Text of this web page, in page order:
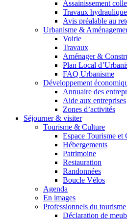
Assainissement
Travaux
Avis préalable au
Urbanisme &
Voirie
Travaux
Aménager &
Plan Local
FAQ Urbanisme
Développement
Annuaire des
Aide aux entreprises
Zones d’activités
Séjourner & visiter
Tourisme & Culture
Espace Tourisme et
Hébergements
Patrimoine
Restauration
Randonnées
Boucle Vélos
Agenda
En images
Professionnels du tourisme
Déclaration de